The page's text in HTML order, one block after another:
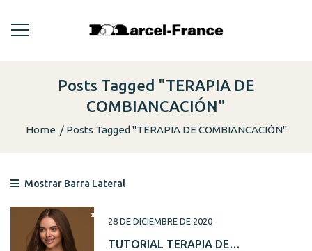
Posts Tagged "TERAPIA DE
COMBIANCACIÓN"
Home Posts Tagged "TERAPIA DE COMBIANCACIÓN"
Mostrar Barra Lateral
28 DE DICIEMBRE DE 2020
TUTORIAL TERAPIA DE